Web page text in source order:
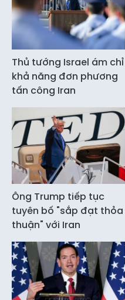
Thủ tướng Israel ám chỉ
khả năng đơn phương
tấn công Iran
Ông Trump tiếp tục
tuyên bố "sắp đạt thỏa
thuận" với Iran